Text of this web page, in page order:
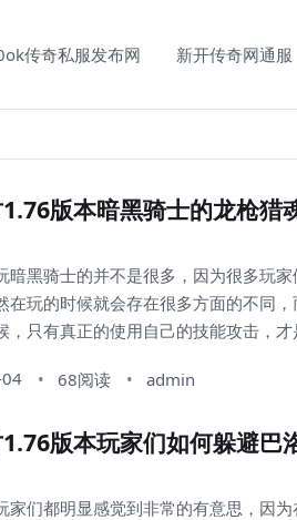
传奇私服发布网 新开传奇网通服
版本暗黑骑士的龙枪猎
暗黑骑士的并不是很多，因为很多玩
在玩的时候就会存在很多方面的不同
，只有真正的使用自己的技能攻击，才
而从这样的龙枪猎魂方面去使用的时候
显的看出来所具备的不同的，而从这
68阅读 admin
版本玩家们如何躲避巴
家们都明显感觉到非常的有意思，因